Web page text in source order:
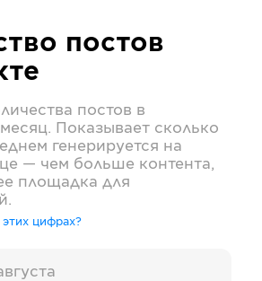
постов
постов в
Показывает сколько
генерируется на
— чем больше контента,
площадка для
этих цифрах?